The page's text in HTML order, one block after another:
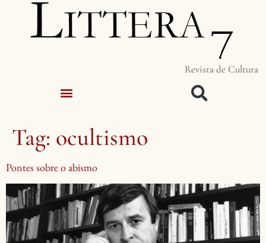
Revista de Cultura
Tag: ocultismo
Pontes sobre o abismo